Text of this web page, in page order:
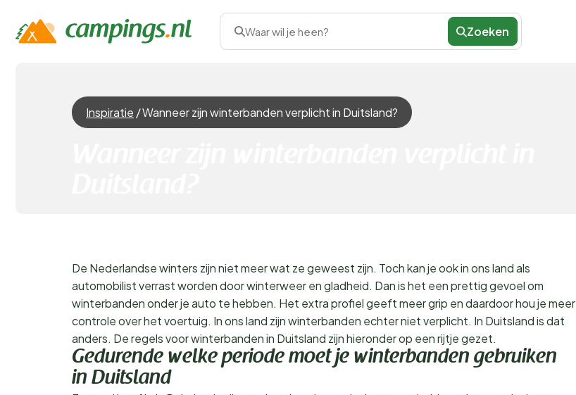
Waar wil je heen? Zoeken
Inspiratie /Wanneer zijn winterbanden verplicht in Duitsland?
De Nederlandse winters zijn niet meer wat ze geweest zijn. Toch kan je ook in ons land als
automobilist verrast worden door winterweer en gladheid. Dan is het een prettig gevoel om
winterbanden onder je auto te hebben. Het extra profiel geeft meer grip en daardoor hou je meer
controle over het voertuig. In ons land zijn winterbanden echter niet verplicht. In Duitsland is dat
anders. De regels voor winterbanden in Duitsland zijn hieronder op een rijtje gezet.
Gedurende welke periode moet je winterbanden gebruiken
in Duitsland